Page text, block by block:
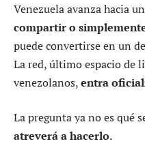
Venezuela avanza hacia
compartir o
puede convertirse en un
La red, último espacio de
venezolanos,entra
La pregunta ya no es qué
atreverá a hacerlo.